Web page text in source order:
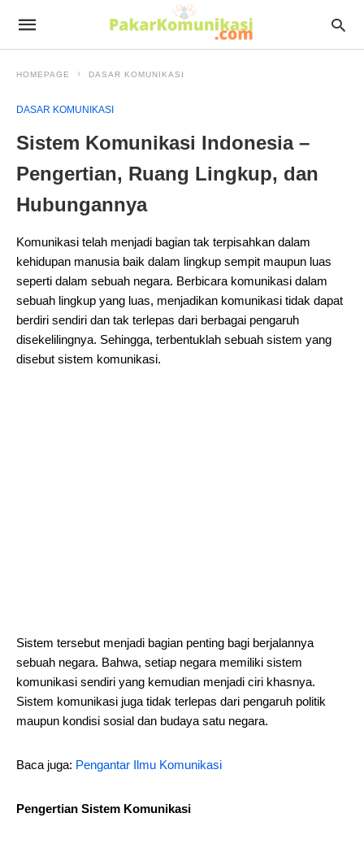
HOMEPAGE DASAR KOMUNIKASI
DASAR KOMUNIKASI
Sistem Komunikasi Indonesia –
Pengertian, Ruang Lingkup, dan
Hubungannya
Komunikasi telah menjadi bagian tak terpisahkan dalam
kehidupan manusia baik dalam lingkup sempit maupun luas
seperti dalam sebuah negara. Berbicara komunikasi dalam
sebuah lingkup yang luas, menjadikan komunikasi tidak dapat
berdiri sendiri dan tak terlepas dari berbagai pengaruh
disekelilingnya. Sehingga, terbentuklah sebuah sistem yang
disebut sistem komunikasi.
Sistem tersebut menjadi bagian penting bagi berjalannya
sebuah negara. Bahwa, setiap negara memiliki sistem
komunikasi sendiri yang kemudian menjadi ciri khasnya.
Sistem komunikasi juga tidak terlepas dari pengaruh politik
maupun kondisi sosial dan budaya satu negara.
Baca juga: Pengantar Ilmu Komunikasi
Pengertian Sistem Komunikasi